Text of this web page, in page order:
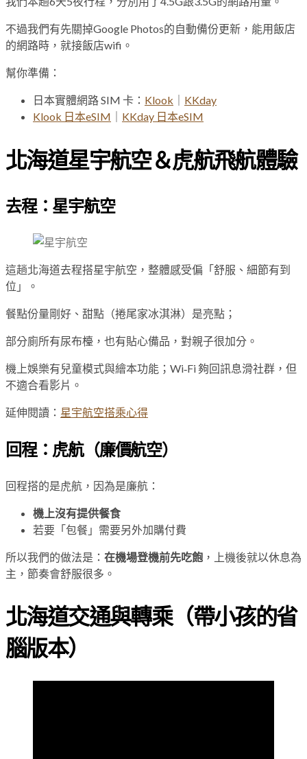
不過我們有先關掉Google Photos的自動備份更新，能用飯店
的網路時，就接飯店wifi。
幫你準備：
日本實體網路 SIM 卡： Klook
KKday
Klook 日本eSIM
KKday 日本eSIM
北海道星宇航空＆虎航飛航體驗
去程：星宇航空
這趟北海道去程搭星宇航空，整體感受偏「舒服、細節有到
位」。
餐點份量剛好、甜點（捲尾家冰淇淋）是亮點；
部分廁所有尿布檯，也有貼心備品，對親子很加分。
機上娛樂有兒童模式與繪本功能；Wi‑Fi 夠回訊息滑社群，但
不適合看影片。
延伸閱讀： 星宇航空搭乘心得
回程：虎航（廉價航空）
回程搭的是虎航，因為是廉航：
機上沒有提供餐食
若要「包餐」需要另外加購付費
所以我們的做法是： 在機場登機前先吃飽 ，上機後就以休息為
主，節奏會舒服很多。
北海道交通與轉乘（帶小孩的省
腦版本）